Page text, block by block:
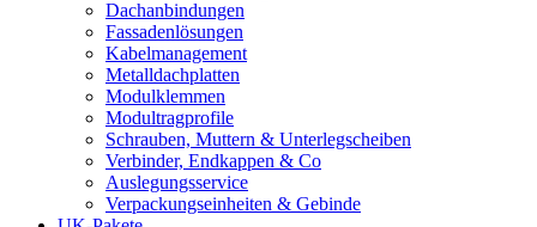
Dachanbindungen
Fassadenlösungen
Kabelmanagement
Metalldachplatten
Modulklemmen
Modultragprofile
Schrauben, Muttern & Unterlegscheiben
Verbinder, Endkappen & Co
Auslegungsservice
Verpackungseinheiten & Gebinde